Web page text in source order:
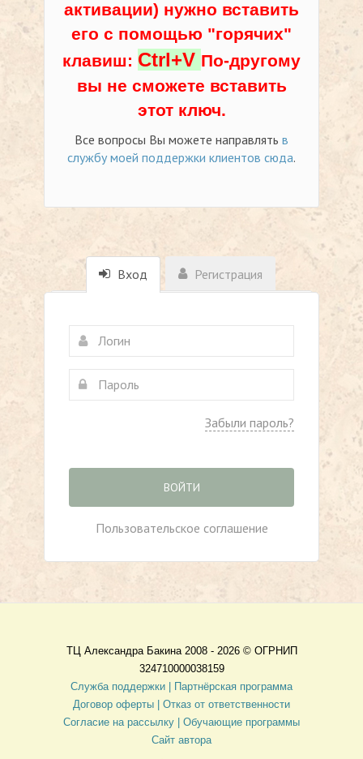
активации) нужно вставить
его с помощью "горячих"
клавиш: Ctrl+V По-другому
вы не сможете вставить
этот ключ.
Все вопросы Вы можете направлять в
службу моей поддержки клиентов сюда.
Вход Регистрация
Забыли пароль?
ВОЙТИ
Пользовательское соглашение
ТЦ Александра Бакина 2008 - 2026 © ОГРНИП
324710000038159
Служба поддержки |
Партнёрская программа
Договор оферты
| Отказ от ответственности
Согласие на рассылку | Обучающие программы
Сайт автора